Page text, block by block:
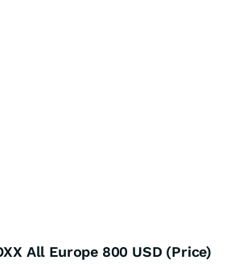
All Europe 800 USD (Price)